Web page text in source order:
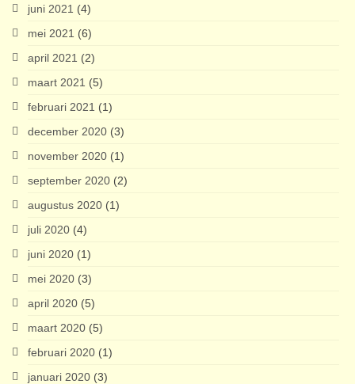
juni 2021 (4)
mei 2021 (6)
april 2021 (2)
maart 2021 (5)
februari 2021 (1)
december 2020 (3)
november 2020 (1)
september 2020 (2)
augustus 2020 (1)
juli 2020 (4)
juni 2020 (1)
mei 2020 (3)
april 2020 (5)
maart 2020 (5)
februari 2020 (1)
januari 2020 (3)